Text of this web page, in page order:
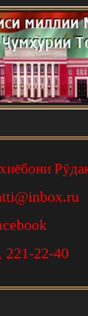
221-22-40